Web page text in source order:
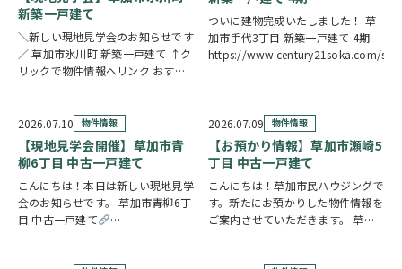
新築一戸建て
＼新しい現地見学会のお知らせです
／ 草加市氷川町 新築一戸建て ↑ク
リックで物件情報へリンク おすす
の広々LDKは水廻り集中設計につ
き、毎日の家事を効率的にこなせま
す。7.5…
ついに建物完成いたしました！ 草
加市手代3丁目 新築一戸建て 4期
https://www.century21soka.com/st/
2026.07.10 物件情報
【現地見学会開催】草加市青
柳6丁目 中古一戸建て
こんにちは！本日は新しい現地見学
会のお知らせです。 草加市青柳6丁
目 中古一戸建て
2026.07.09 物件情報
【お預かり情報】草加市瀬崎5
丁目 中古一戸建て
こんにちは！草加市民ハウジングで
す。新たにお預かりした物件情報を
ご案内させていただきます。 草加